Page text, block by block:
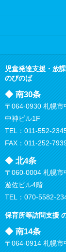
児童発達支援・放
のびのば
◆ 南30条
〒064-0930 札幌市
中神ビル1F
TEL：011-552-
FAX：011-252-
◆ 北4条
〒060-0004 札幌市
遊佐ビル4階
TEL：070-5582-
保育所等訪問支援
◆ 南14条
〒064-0914 札幌市